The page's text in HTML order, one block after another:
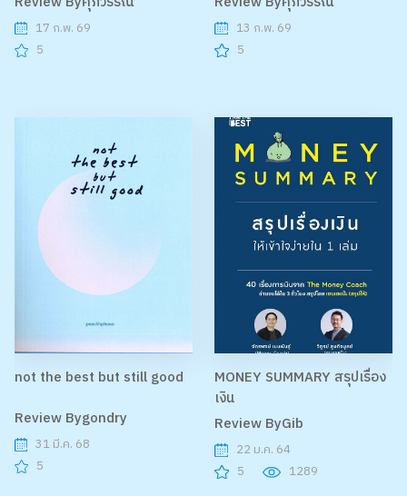
17 ก.พ. 69
5
13 ก.พ. 69
5
not the best but still good
Review Bygondry
31 มี.ค. 68
5
MONEY SUMMARY สรุปเรื่อง
เงิน
Review ByGib
22 ม.ค. 64
5
1289